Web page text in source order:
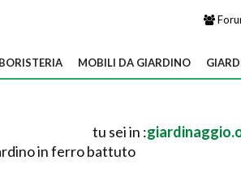
MOBILI DA GIARDINO
tu sei in :
in ferro battuto